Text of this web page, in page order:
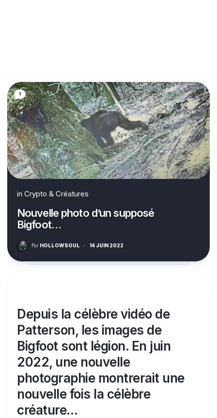
1
in Crypto & Créatures
Nouvelle photo d’un supposé
Bigfoot…
Par HOLLOWSOUL · 14 JUIN 2022
Depuis la célèbre vidéo de
Patterson, les images de
Bigfoot sont légion. En juin
2022, une nouvelle
photographie montrerait une
nouvelle fois la célèbre
créature…